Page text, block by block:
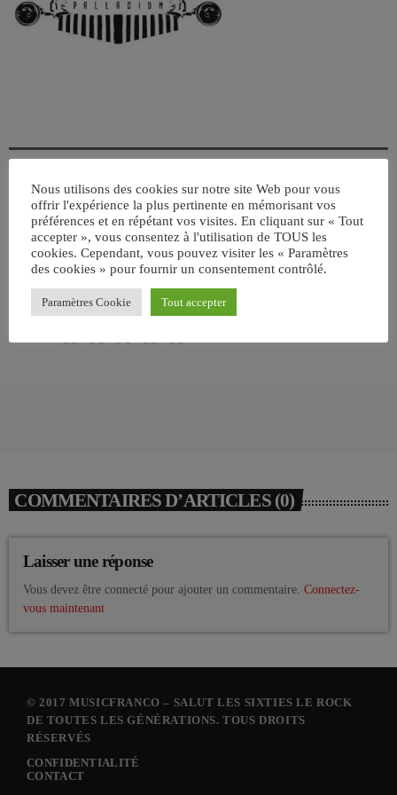
ÉCRIT PAR:JEAN-CLAUDE
email
RATE IT
COMMENTAIRES D’ARTICLES (0)
Laisser une réponse
Vous devez être connecté pour ajouter un commentaire. Connectez-
vous maintenant
© 2017 MUSICFRANCO – SALUT LES SIXTIES LE ROCK
DE TOUTES LES GÉNÉRATIONS. TOUS DROITS
RÉSERVÉS
CONFIDENTIALITÉ
CONTACT
Nous utilisons des cookies sur notre site Web pour vous
offrir l'expérience la plus pertinente en mémorisant vos
préférences et en répétant vos visites. En cliquant sur « Tout
accepter », vous consentez à l'utilisation de TOUS les
cookies. Cependant, vous pouvez visiter les « Paramètres
des cookies » pour fournir un consentement contrôlé.
Paramètres Cookie Tout accepter